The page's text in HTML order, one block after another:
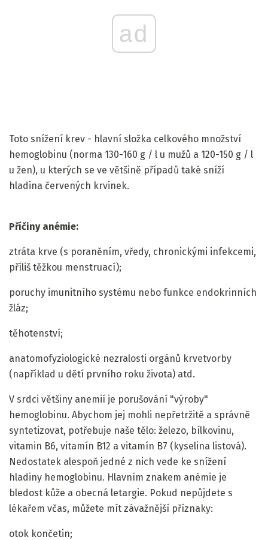
ad
Toto snížení krev - hlavní složka celkového množství
hemoglobinu (norma 130-160 g / l u mužů a 120-150 g / l
u žen), u kterých se ve většině případů také sníží
hladina červených krvinek.
Příčiny anémie:
ztráta krve (s poraněním, vředy, chronickými infekcemi,
příliš těžkou menstruací);
poruchy imunitního systému nebo funkce endokrinních
žláz;
těhotenství;
anatomofyziologické nezralosti orgánů krvetvorby
(například u dětí prvního roku života) atd.
V srdci většiny anemií je porušování "výroby"
hemoglobinu. Abychom jej mohli nepřetržitě a správně
syntetizovat, potřebuje naše tělo: železo, bílkovinu,
vitamin B6, vitamín B12 a vitamín B7 (kyselina listová).
Nedostatek alespoň jedné z nich vede ke snížení
hladiny hemoglobinu. Hlavním znakem anémie je
bledost kůže a obecná letargie. Pokud nepůjdete s
lékařem včas, můžete mít závažnější příznaky:
otok končetin;